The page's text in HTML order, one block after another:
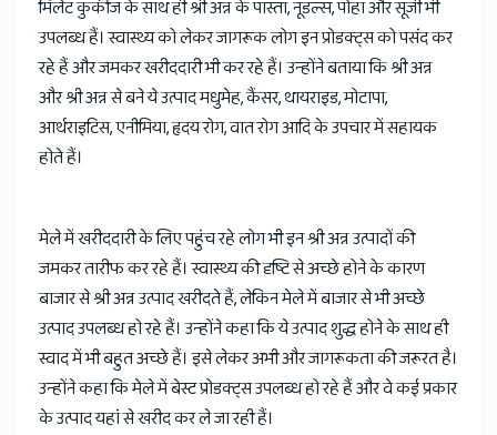
मिलेट कुकीज के साथ ही श्री अन्न के पास्ता, नूडल्स, पोहा और सूजी भी
उपलब्ध हैं। स्वास्थ्य को लेकर जागरूक लोग इन प्रोडक्ट्स को पसंद कर
रहे हैं और जमकर खरीददारी भी कर रहे हैं। उन्होंने बताया कि श्री अन्न
और श्री अन्न से बने ये उत्पाद मधुमेह, कैंसर, थायराइड, मोटापा,
आर्थराइटिस, एनीमिया, हृदय रोग, वात रोग आदि के उपचार में सहायक
होते हैं।
मेले में खरीददारी के लिए पहुंच रहे लोग भी इन श्री अन्न उत्पादों की
जमकर तारीफ कर रहे हैं। स्वास्थ्य की दृष्टि से अच्छे होने के कारण
बाजार से श्री अन्न उत्पाद खरीदते हैं, लेकिन मेले में बाजार से भी अच्छे
उत्पाद उपलब्ध हो रहे हैं। उन्होंने कहा कि ये उत्पाद शुद्ध होने के साथ ही
स्वाद में भी बहुत अच्छे हैं। इसे लेकर अभी और जागरूकता की जरूरत है।
उन्होंने कहा कि मेले में बेस्ट प्रोडक्ट्स उपलब्ध हो रहे हैं और वे कई प्रकार
के उत्पाद यहां से खरीद कर ले जा रही हैं।